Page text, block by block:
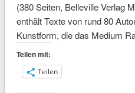
(380 Seiten, Belleville Verlag
enthält Texte von rund 80
Kunstform, die das Medium
Teilen mit:
Teilen